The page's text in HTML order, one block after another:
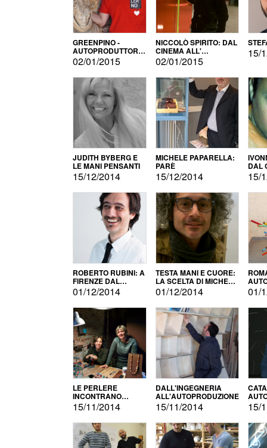
GREENPINO -
AUTOPRODUTTORE
PER AMORE
02/01/2015
NICCOLÒ SPIRITO: DAL
CINEMA ALL'
AUTOPRODUZIONE
02/01/2015
15/
JUDITH BYBERG E
LE MANI PENSANTI
15/12/2014
MICHELE PAPARELLA:
PARÈ
15/12/2014
DAL
15/
ROBERTO RUBINI: A
FIRENZE DAL
PRODOTTO ALLA
PROMOZIONE
01/12/2014
TESTA MANI E CUORE:
LA SCELTA DI MICHELE
BARBERIO
01/12/2014 01/
LE PERLERE
INCONTRANO
L'AUTOPRODUZIONE
15/11/2014
DALL'INGEGNERIA
ALL'AUTOPRODUZIONE
15/11/2014 15/